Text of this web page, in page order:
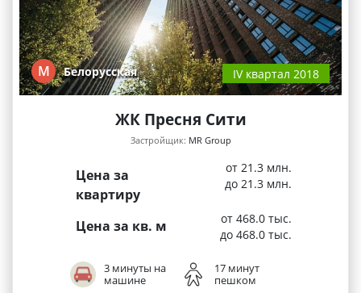
М Белорусская IV квартал 2018
ЖК Пресня Сити
Застройщик: MR Group
Цена за
квартиру
от 21.3 млн.
до 21.3 млн.
Цена за кв. м
от 468.0 тыс.
до 468.0 тыс.
3 минуты на
машине
17 минут
пешком